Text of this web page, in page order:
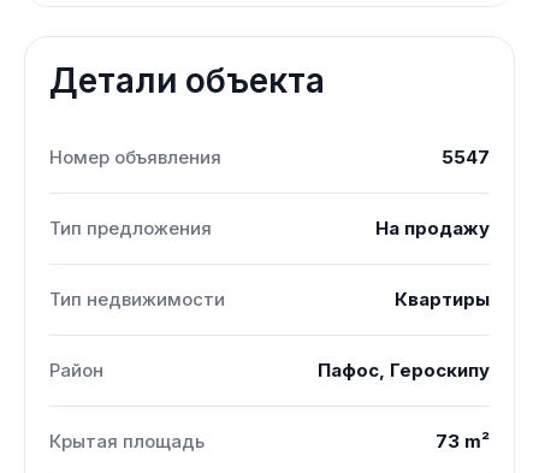
Детали объекта
Номер объявления 5547
Тип предложения На продажу
Тип недвижимости Квартиры
Район Пафос, Героскипу
Крытая площадь 73 m²